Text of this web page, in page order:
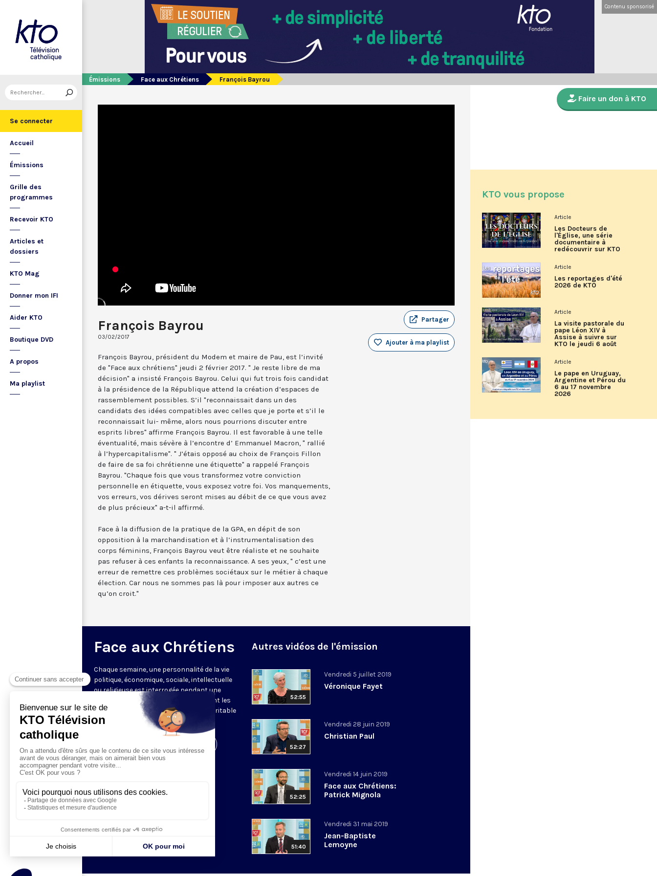
Se connecter
Accueil
Émissions
Grille des
programmes
Recevoir KTO
Articles et
dossiers
KTO Mag
Donner mon IFI
Aider KTO
Boutique DVD
A propos
Ma playlist
Contenu sponsorisé
Émissions Face aux Chrétiens François Bayrou
François Bayrou
03/02/2017
Partager
Ajouter à ma playlist
François Bayrou, président du Modem et maire de Pau, est l’invité
de "Face aux chrétiens" jeudi 2 février 2017. " Je reste libre de ma
décision" a insisté François Bayrou. Celui qui fut trois fois candidat
à la présidence de la République attend la création d’espaces de
rassemblement possibles. S’il "reconnaissait dans un des
candidats des idées compatibles avec celles que je porte et s’il le
reconnaissait lui- même, alors nous pourrions discuter entre
esprits libres" affirme François Bayrou. Il est favorable à une telle
éventualité, mais sévère à l’encontre d’ Emmanuel Macron, " rallié
à l’hypercapitalisme". " J’étais opposé au choix de François Fillon
de faire de sa foi chrétienne une étiquette" a rappelé François
Bayrou. "Chaque fois que vous transformez votre conviction
personnelle en étiquette, vous exposez votre foi. Vos manquements,
vos erreurs, vos dérives seront mises au débit de ce que vous avez
de plus précieux" a-t-il affirmé.
Face à la diffusion de la pratique de la GPA, en dépit de son
opposition à la marchandisation et à l’instrumentalisation des
corps féminins, François Bayrou veut être réaliste et ne souhaite
pas refuser à ces enfants la reconnaissance. A ses yeux, " c’est une
erreur de remettre ces problèmes sociétaux sur le métier à chaque
élection. Car nous ne sommes pas là pour imposer aux autres ce
qu’on croit."
Face aux Chrétiens
Chaque semaine, une personnalité de la vie
politique, économique, sociale, intellectuelle
ou religieuse est interrogée pendant une
heure par les journalistes représentant les
rédactions partenaires, offrant une véritable
mise en perspective de l’actualité.
Autres vidéos de l'émission
52:55
Vendredi 5 juillet 2019
Véronique Fayet
52:27
Vendredi 28 juin 2019
Christian Paul
52:25
Vendredi 14 juin 2019
Face aux Chrétiens:
Patrick Mignola
51:40
Vendredi 31 mai 2019
Jean-Baptiste
Lemoyne
Faire un don à KTO
KTO vous propose
Article
Les Docteurs de
l'Église, une série
documentaire à
redécouvrir sur KTO
Article
Les reportages d'été
2026 de KTO
Article
La visite pastorale du
pape Léon XIV à
Assise à suivre sur
KTO le jeudi 6 août
Article
Le pape en Uruguay,
Argentine et Pérou du
6 au 17 novembre
2026